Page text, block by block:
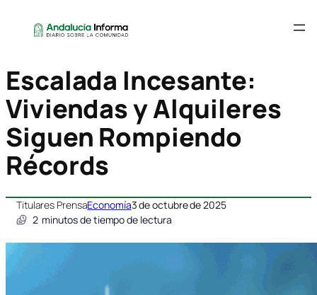
Escalada Incesante:
Viviendas y Alquileres
Siguen Rompiendo
Récords
Titulares PrensaEconomía3 de octubre de 2025
2 minutos de tiempo de lectura